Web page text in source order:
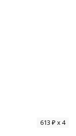
613 ₽ x 4